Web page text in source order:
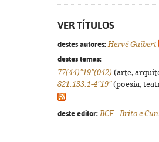
VER TÍTULOS
destes autores: Hervé Guibert
destes temas:
77(44)"19"(042) (arte,
821.133.1-4"19"(poesia,
deste editor: BCF - Brito e